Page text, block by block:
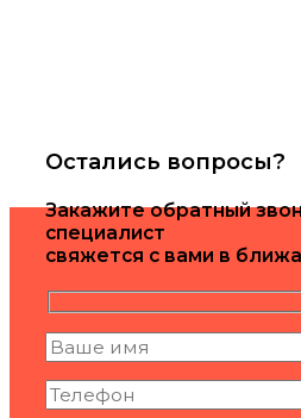
Остались вопросы?
Закажите обратный
специалист
свяжется с вами в